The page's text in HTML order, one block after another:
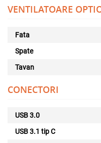
VENTILATOARE
Fata
Spate
Tavan
CONECTORI
USB 3.0
USB 3.1 tip C